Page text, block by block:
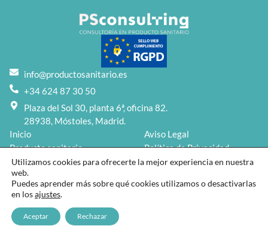
info@productosanitario.es
+34 624 87 30 50
Plaza del Sol 30, planta 6ª, oficina 82.
28938, Móstoles, Madrid.
Inicio
Producto sanitario
Servicios
Blog
Nosotros
Aviso Legal
Política de Privacidad
Política de Cookies
2026 © PSconsulting | Diseñado por
Utilizamos cookies para ofrecerte la mejor experiencia en nuestra
web.
Puedes aprender más sobre qué cookies utilizamos o desactivarlas
en losajustes.
Aceptar Rechazar